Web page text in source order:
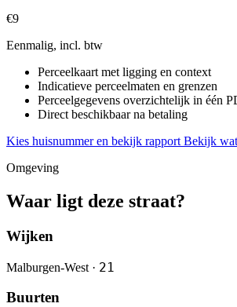
€9
Eenmalig, incl. btw
Perceelkaart met ligging en context
Indicatieve perceelmaten en grenzen
Perceelgegevens overzichtelijk in één
Direct beschikbaar na betaling
Kies huisnummer en bekijk rapport Bekijk
Omgeving
Waar ligt deze straat?
Wijken
Malburgen-West · 21
Buurten